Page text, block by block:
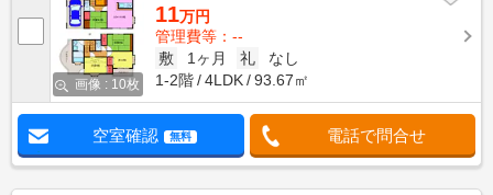
画像 : 10枚
11万円
管理費等：--
敷
1ヶ月 礼
なし
1-2階
4LDK 93.67㎡
空室確認 無料 電話で問合せ